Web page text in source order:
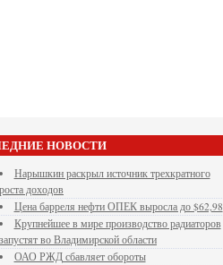
НОВОСТИ
Нарышкин раскрыл источник трехкратного
роста доходов
Цена барреля нефти ОПЕК выросла до $62,98
Крупнейшее в мире производство радиаторов
запустят во Владимирской области
ОАО РЖД сбавляет обороты